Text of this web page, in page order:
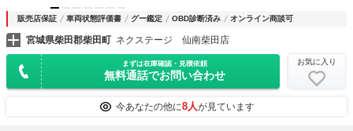
販売店保証 車両状態評価書 グー鑑定 OBD診断済み オンライン商談可
宮城県柴田郡柴田町 ネクステージ 仙南柴田店
まずは在庫確認・見積依頼
無料通話でお問い合わせ
お気に入り
今あなたの他に8人が見ています